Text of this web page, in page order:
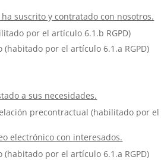
suscrito y contratado con nosotros.
por el artículo 6.1.b RGPD)
por el artículo 6.1.a RGPD)
a sus necesidades.
precontractual (habilitado por el
electrónico con interesados.
por el artículo 6.1.a RGPD)